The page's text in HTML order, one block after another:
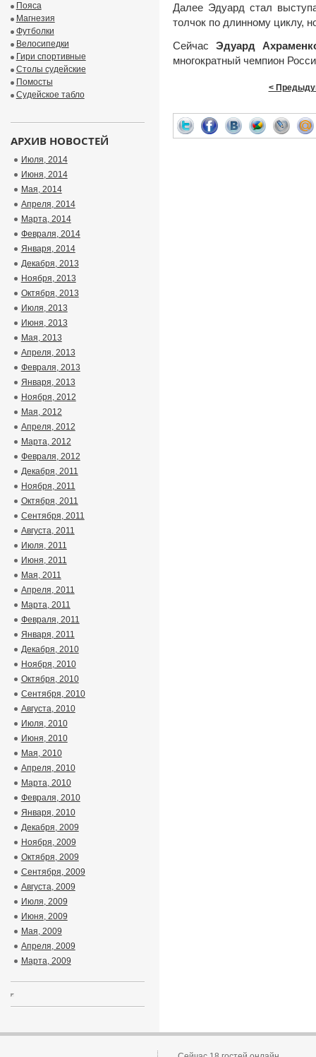
Далее Эдуард стал
толчок по длинному циклу,
Сейчас Эдуард
многократный чемпион
<
Пояса
Магнезия
Футболки
Велосипедки
Гири спортивные
Столы судейские
Помосты
Судейское табло
АРХИВ НОВОСТЕЙ
Июля, 2014
Июня, 2014
Мая, 2014
Апреля, 2014
Марта, 2014
Февраля, 2014
Января, 2014
Декабря, 2013
Ноября, 2013
Октября, 2013
Июля, 2013
Июня, 2013
Мая, 2013
Апреля, 2013
Февраля, 2013
Января, 2013
Ноября, 2012
Мая, 2012
Апреля, 2012
Марта, 2012
Февраля, 2012
Декабря, 2011
Ноября, 2011
Октября, 2011
Сентября, 2011
Августа, 2011
Июля, 2011
Июня, 2011
Мая, 2011
Апреля, 2011
Марта, 2011
Февраля, 2011
Января, 2011
Декабря, 2010
Ноября, 2010
Октября, 2010
Сентября, 2010
Августа, 2010
Июля, 2010
Июня, 2010
Мая, 2010
Апреля, 2010
Марта, 2010
Февраля, 2010
Января, 2010
Декабря, 2009
Ноября, 2009
Октября, 2009
Сентября, 2009
Августа, 2009
Июля, 2009
Июня, 2009
Мая, 2009
Апреля, 2009
Марта, 2009